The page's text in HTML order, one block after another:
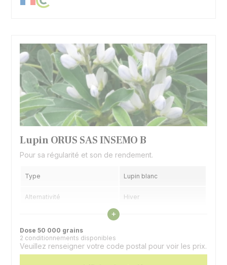
Lupin ORUS SAS INSEMO B
Pour sa régularité et son de rendement.
Type Lupin blanc
Alternativité Hiver
Utilisation
Voir les caractéristiques
+
Dose 50 000 grains
2 conditionnements disponibles
Veuillez renseigner votre code postal pour voir les prix.